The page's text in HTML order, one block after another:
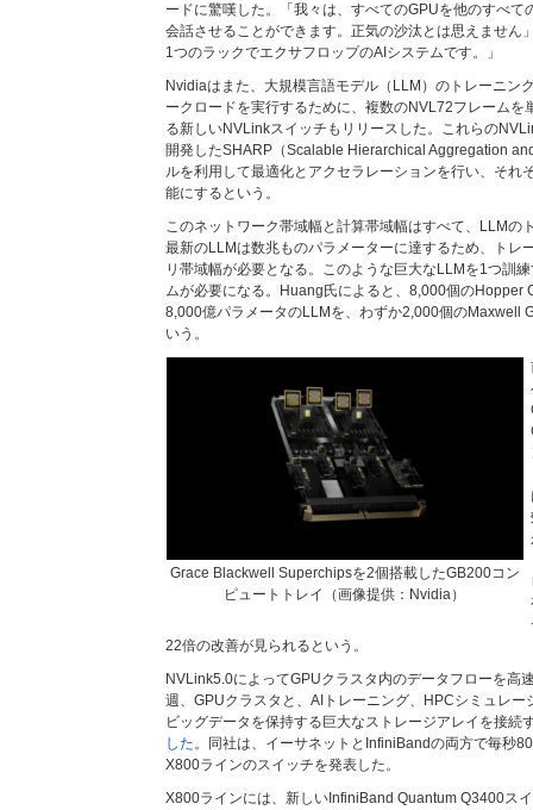
ードに驚嘆した。「我々は、すべてのGPUを他のすべて
会話させることができます。正気の沙汰とは思えません
1つのラックでエクサフロップのAIシステムです。」
Nvidiaはまた、大規模言語モデル（LLM）のトレーニン
ークロードを実行するために、複数のNVL72フレームを
る新しいNVLinkスイッチもリリースした。これらの
開発したSHARP（Scalable Hierarchical Aggregation
ルを利用して最適化とアクセラレーションを行い、それ
能にするという。
このネットワーク帯域幅と計算帯域幅はすべて、LLMの
最新のLLMは数兆ものパラメーターに達するため、トレ
リ帯域幅が必要となる。このような巨大なLLMを1つ訓
ムが必要になる。Huang氏によると、8,000個のHopper
8,000億パラメータのLLMを、わずか2,000個のMaxwell
いう。
Grace Blackwell Superchipsを2個搭載したGB200コン
ピュートトレイ（画像提供：Nvidia）
22倍の改善が見られるという。
NVLink5.0によってGPUクラスタ内のデータフローを高
週、GPUクラスタと、AIトレーニング、HPCシミュレー
ビッグデータを保持する巨大なストレージアレイを接続
した。同社は、イーサネットとInfiniBandの両方で毎秒
X800ラインのスイッチを発表した。
X800ラインには、新しいInfiniBand Quantum Q3400ス